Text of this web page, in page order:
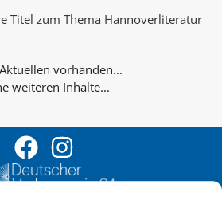
Titel zum Thema Hannoverliteratur
weiteren Inhalte...